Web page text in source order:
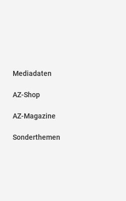
Mediadaten
AZ-Shop
AZ-Magazine
Sonderthemen